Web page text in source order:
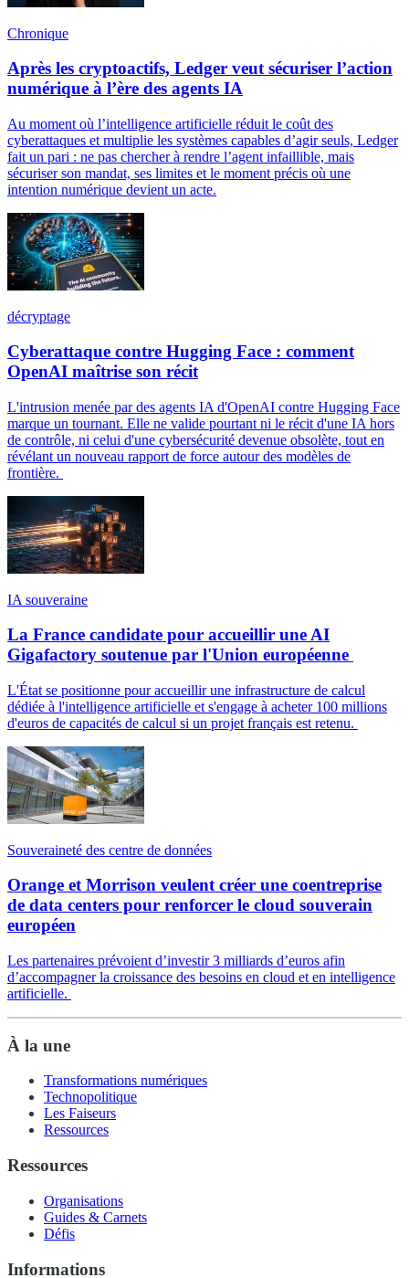
Chronique
Après les cryptoactifs, Ledger veut sécuriser l’action
numérique à l’ère des agents IA
Au moment où l’intelligence artificielle réduit le coût des
cyberattaques et multiplie les systèmes capables d’agir seuls, Ledger
fait un pari : ne pas chercher à rendre l’agent infaillible, mais
sécuriser son mandat, ses limites et le moment précis où une
intention numérique devient un acte.
décryptage
Cyberattaque contre Hugging Face : comment
OpenAI maîtrise son récit
L'intrusion menée par des agents IA d'OpenAI contre Hugging Face
marque un tournant. Elle ne valide pourtant ni le récit d'une IA hors
de contrôle, ni celui d'une cybersécurité devenue obsolète, tout en
révélant un nouveau rapport de force autour des modèles de
frontière.
IA souveraine
La France candidate pour accueillir une AI
Gigafactory soutenue par l'Union européenne
L'État se positionne pour accueillir une infrastructure de calcul
dédiée à l'intelligence artificielle et s'engage à acheter 100 millions
d'euros de capacités de calcul si un projet français est retenu.
Souveraineté des centre de données
Orange et Morrison veulent créer une coentreprise
de data centers pour renforcer le cloud souverain
européen
Les partenaires prévoient d’investir 3 milliards d’euros afin
d’accompagner la croissance des besoins en cloud et en intelligence
artificielle.
À la une
Transformations numériques
Technopolitique
Les Faiseurs
Ressources
Ressources
Organisations
Guides & Carnets
Défis
Informations